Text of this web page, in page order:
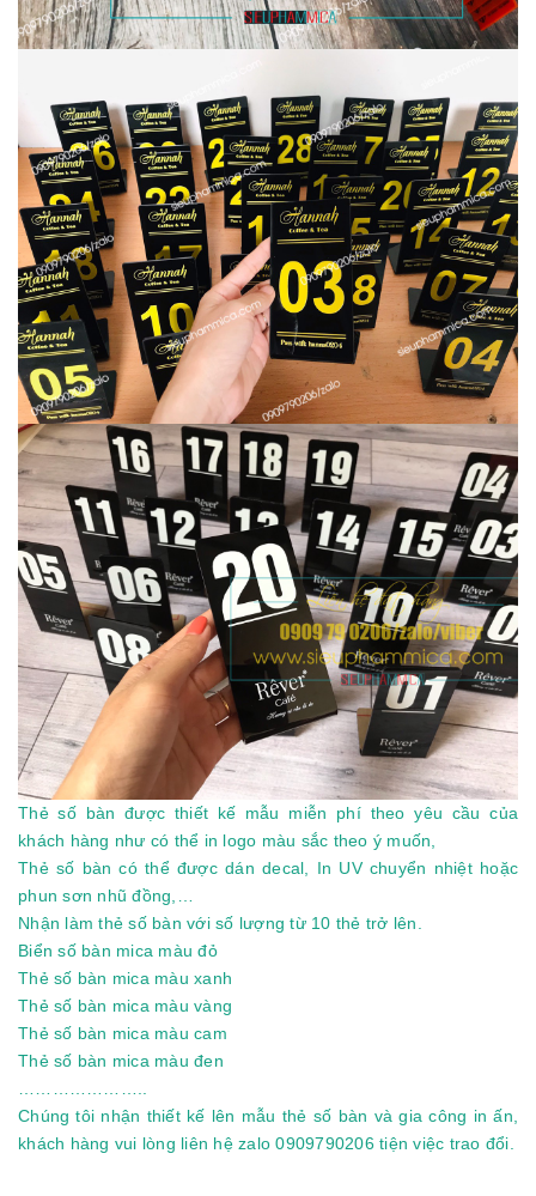
Thẻ số bàn được thiết kế mẫu miễn phí theo yêu cầu của
khách hàng như có thể in logo màu sắc theo ý muốn,
Thẻ số bàn có thể được dán decal, In UV chuyển nhiệt hoặc
phun sơn nhũ đồng,…
Nhận làm thẻ số bàn với số lượng từ 10 thẻ trở lên.
Biển số bàn mica màu đỏ
Thẻ số bàn mica màu xanh
Thẻ số bàn mica màu vàng
Thẻ số bàn mica màu cam
Thẻ số bàn mica màu đen
Chúng tôi nhận thiết kế lên mẫu thẻ số bàn và gia công in ấn,
khách hàng vui lòng liên hệ zalo 0909790206 tiện việc trao đổi.